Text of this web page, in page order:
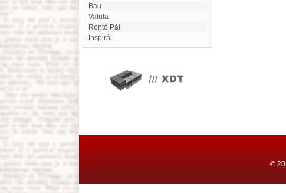
Bau
valuta
Rontó Pál
inspirál
©